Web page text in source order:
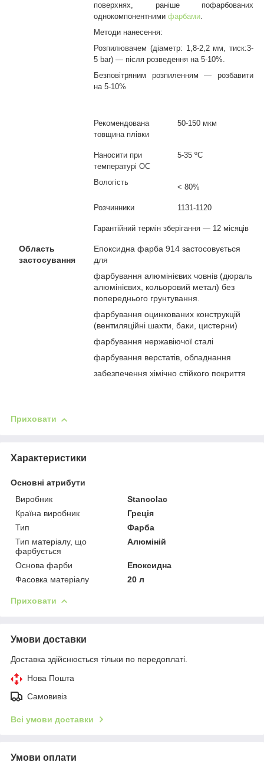
поверхнях, раніше пофарбованих
однокомпонентнимифарбами.
Методи нанесення:
Розпилювачем (діаметр: 1,8-2,2 мм, тиск:3-
5 bar) ― після розведення на 5-10%.
Безповітряним розпиленням ― розбавити
на 5-10%
Рекомендована
товщина плівки
50-150 мкм
Наносити при
температурі ОС
Вологість
5-35 ºC
< 80%
Розчинники 1131-1120
Гарантійний термін зберігання ― 12 місяців
Область
застосування
Епоксидна фарба 914 застосовується
для
фарбування алюмінієвих човнів (дюраль
алюмінієвих, кольоровий метал) без
попереднього грунтування.
фарбування оцинкованих конструкцій
(вентиляційні шахти, баки, цистерни)
фарбування нержавіючої сталі
фарбування верстатів, обладнання
забезпечення хімічно стійкого покриття
Приховати
Характеристики
Основні атрибути
Виробник
Stancolac
Країна виробник
Греція
Тип
Фарба
Тип матеріалу, що
фарбується
Алюміній
Основа фарби
Епоксидна
Фасовка матеріалу
20 л
Приховати
Умови доставки
Доставка здійснюється тільки по передоплаті.
Нова Пошта
Самовивіз
Всі умови доставки
Умови оплати